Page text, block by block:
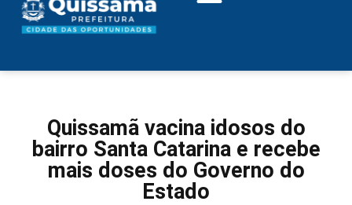
Quissamã vacina idosos do
bairro Santa Catarina e recebe
mais doses do Governo do
Estado